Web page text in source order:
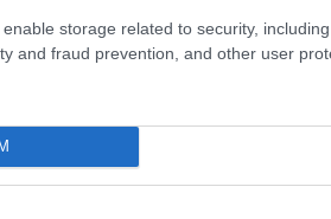
storage related to security, including
and fraud prevention, and other user
játékot a